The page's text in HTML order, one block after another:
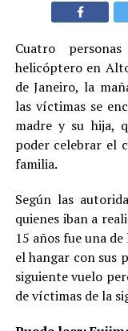
Cuatro
helicóptero en
de Janeiro, la
las víctimas se
madre y su hija,
poder celebrar el
familia.
Según las
quienes iban a
15 años fue una
el hangar con sus
siguiente vuelo
de víctimas de la